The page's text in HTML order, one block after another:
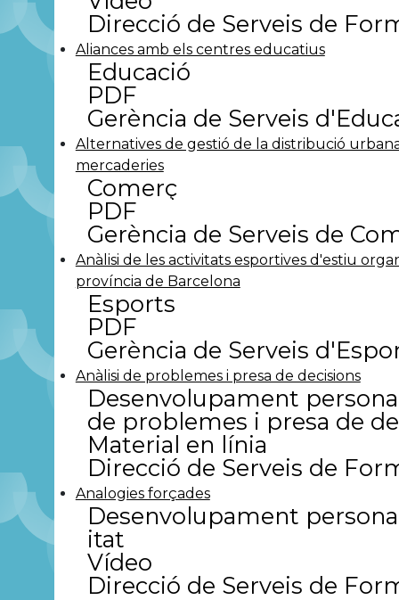
Direcció de Serveis de
Aliances amb els centres educatius
Educació
PDF
Gerència de Serveis
Alternatives de gestió de la distribució
mercaderies
Comerç
PDF
Gerència de Serveis de
Anàlisi de les activitats esportives d'estiu
província de Barcelona
Esports
PDF
Gerència de Serveis
Anàlisi de problemes i presa de decisions
Desenvolupament
de problemes i presa de
Material en línia
Direcció de Serveis de
Analogies forçades
Desenvolupament
itat
Vídeo
Direcció de Serveis de